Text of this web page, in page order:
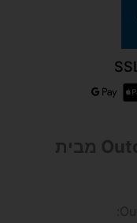
שולחן טניס חוץ Outdoor 2000 מבית